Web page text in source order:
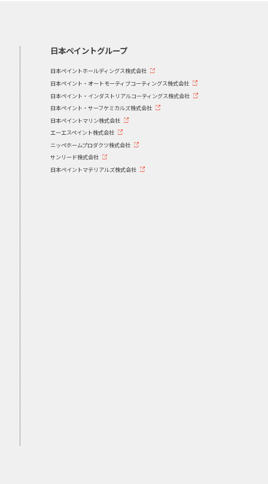
日本ペイントグループ
日本ペイントホールディングス株式会社
日本ペイント・オートモーティブコーティングス株式会社
日本ペイント・インダストリアルコーティングス株式会社
日本ペイント・サーフケミカルズ株式会社
日本ペイントマリン株式会社
エーエスペイント株式会社
ニッペホームプロダクツ株式会社
サンリード株式会社
日本ペイントマテリアルズ株式会社